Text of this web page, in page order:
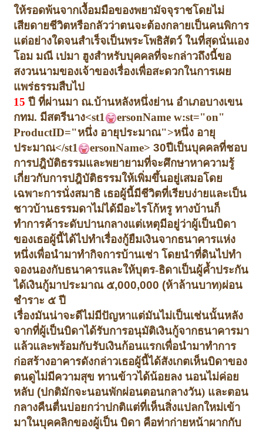
ให้รอดพ้นจากเงื้อมมือของพยามัจจุราชโดยไม่
เสียดายชีวิตหรือกลัวว่าตนจะต้องกลายเป็นคนพิการ
แต่อย่างใดจนสำเร็จเป็นพระโพธิสัตว์ ในที่สุดนั่นเอง
โอม มณี เปมา ฮูงสำหรับบุคคลที่จะกล่าวถึงนี้ขอ
สงวนนามของเจ้าของเรื่องเพื่อสะดวกในการเผย
แพร่ธรรมสืบไป
15ปี ที่ผ่านมา ณ.บ้านหลังหนึ่งย่าน อำเภอบางเขน
กทม. มีสตรีนาง<st1
ersonName w:st="on"
ProductID="หนึ่ง อายุประมาณ">หนึ่ง อายุ
ประมาณ</st1
ersonName> 30ปีเป็นบุคคลที่ชอบ
การปฎิบัติธรรมและพยายามที่จะศึกษาหาความรู้
เกี่ยวกับการปฎิบัติธรรมให้เพิ่มขึ้นอยู่เสมอโดย
เฉพาะการนั่งสมาธิ เธอผู้นี้มีชีวิตที่เรียบง่ายและเป็น
ชาวบ้านธรรมดาไม่ได้มีอะไรโก้หรู ทางบ้านก็
ทำการค้าระดับปานกลางแต่เหตุมีอยู่ว่าผู้เป็นบิดา
ของเธอผู้นี้ได้ไปทำเรื่องกู้ยืมเงินจากธนาคารแห่ง
หนึ่งเพื่อนำมาทำกิจการบ้านเช่า โดยนำที่ดินไปทำ
จองนองกับธนาคารและให้บุตร-ธิดาเป็นผู้ค้ำประกัน
ได้เงินกู้มาประมาณ ๕,000,000 (ห้าล้านบาท)ผ่อน
ชำราะ ๕ ปี
เรื่องมันน่าจะดีไม่มีปัญหาแต่มันไม่เป็นเช่นนั้นหลัง
จากที่ผู้เป็นบิดาได้รับการอนุมัติเงินกู้จากธนาคารมา
แล้วและพร้อมกับรับเงินก้อนแรกเพื่อนำมาทำการ
ก่อสร้างอาคารดังกล่าวเธอผู้นี้ได้สังเกตเห็นบิดาของ
ตนดูไม่มีความสุข ทานข้าวได้น้อยลง นอนไม่ค่อย
หลับ (ปกติมักจะนอนพักผ่อนตอนกลางวัน) และตอน
กลางคืนตื่นบ่อยกว่าปกติแต่ที่เห็นสิ่งแปลกใหม่เข้า
มาในบุคคลิกของผู้เป็น บิดา คือท่าก่ายหน้าผากกับ